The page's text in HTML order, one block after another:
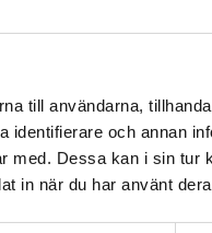
till användarna,
och annan
med. Dessa kan i sin tur
in när du har använt
Sverige
Krt